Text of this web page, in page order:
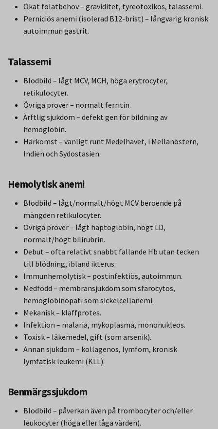
Ökat folatbehov – graviditet, tyreotoxikos, talassemi.
Perniciös anemi (isolerad B12-brist) – långvarig kronisk
autoimmun gastrit.
Talassemi
Blodbild – lågt MCV, MCH, höga erytrocyter,
retikulocyter.
Övriga prover – normalt ferritin.
Ärftlig sjukdom – defekt gen för bildning av
hemoglobin.
Härkomst – vanligt runt Medelhavet, i Mellanöstern,
Indien och Sydostasien.
Hemolytisk anemi
Blodbild – lågt/normalt/högt MCV beroende på
mängden retikulocyter.
Övriga prover – lågt haptoglobin, högt LD,
normalt/högt bilirubrin.
Debut – ofta relativt snabbt fallande Hb utan tecken
till blödning, ibland ikterus.
Immunhemolytisk – postinfektiös, autoimmun.
Medfödd – membransjukdom som sfärocytos,
hemoglobinopati som sickelcellanemi.
Mekanisk – klaffprotes.
Infektion – malaria, mykoplasma, mononukleos.
Toxisk – läkemedel, gift (som arsenik).
Annan sjukdom – kollagenos, lymfom, kronisk
lymfatisk leukemi (KLL).
Benmärgssjukdom
Blodbild – påverkan även på trombocyter och/eller
leukocyter (höga eller låga värden).